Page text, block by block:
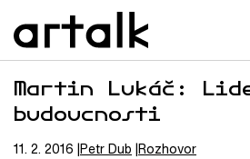
Martin Lukáč:
budoucnosti
11. 2. 2016 PetrDub Rozhovor